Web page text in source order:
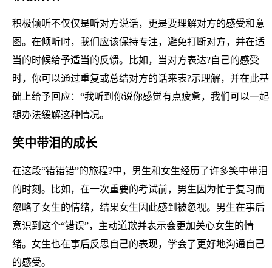
积极倾听不仅仅是听对方说话，更是要理解对方的感受和意
图。在倾听时，我们应该保持专注，避免打断对方，并在适
当的时候给予适当的反馈。比如，当对方表达?自己的感受
时，你可以通过重复或总结对方的话来表?示理解，并在此基
础上给予回应：“我听到你说你感觉有点疲惫，我们可以一起
想办法缓解这种情况。
笑中带泪的成长
在这段“错错错”的旅程?中，男生和女生经历了许多笑中带泪
的时刻。比如，在一次重要的考试前，男生因为忙于复习而
忽略了女生的情绪，结果女生因此感到被忽视。男生在事后
意识到这个“错误”，主动道歉并表示会更加关心女生的情
绪。女生也在事后反思自己的表现，学会了更好地沟通自己
的感受。